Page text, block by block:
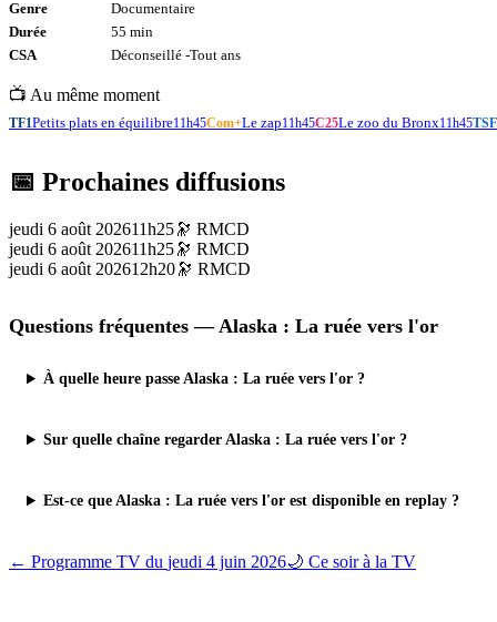
Genre
Documentaire
Durée
55 min
CSA
Déconseillé -Tout ans
📺 Au même moment
TF1Petits plats en équilibre11h45Com+Le zap11h45C25Le zoo du Bronx11h45TSF
📅 Prochaines diffusions
jeudi 6 août 202611h25🔭 RMCD
jeudi 6 août 202611h25🔭 RMCD
jeudi 6 août 202612h20🔭 RMCD
Questions fréquentes —Alaska : La ruée vers l'or
À quelle heure passe Alaska : La ruée vers l'or ?
Sur quelle chaîne regarder Alaska : La ruée vers l'or ?
Est-ce que Alaska : La ruée vers l'or est disponible en replay ?
← Programme TV du jeudi 4 juin 2026🌙 Ce soir à la TV